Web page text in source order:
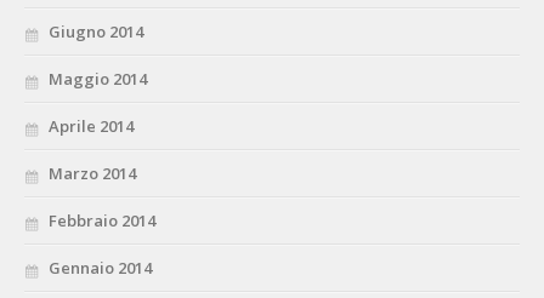
Giugno 2014
Maggio 2014
Aprile 2014
Marzo 2014
Febbraio 2014
Gennaio 2014